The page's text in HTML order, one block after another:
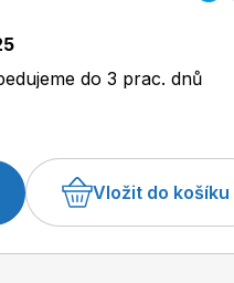
do 3 prac. dnů
Vložit do košíku